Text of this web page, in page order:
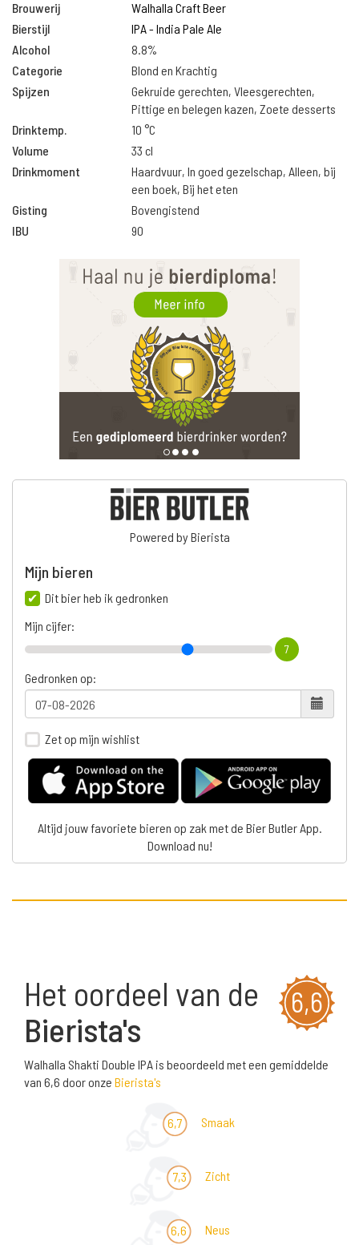
Brouwerij
Walhalla Craft Beer
Bierstijl
IPA - India Pale Ale
Alcohol
8.8%
Categorie
Blond en Krachtig
Spijzen
Gekruide gerechten, Vleesgerechten,
Pittige en belegen kazen, Zoete desserts
Drinktemp.
10 °C
Volume
33 cl
Drinkmoment
Haardvuur, In goed gezelschap, Alleen, bij
een boek, Bij het eten
Gisting
Bovengistend
IBU
90
Powered by Bierista
Mijn bieren
Dit bier heb ik gedronken
Mijn cijfer:
7
Gedronken op:
Zet op mijn wishlist
Altijd jouw favoriete bieren op zak met de Bier Butler App.
Download nu!
6,6
Het oordeel van de
Bierista's
Walhalla Shakti Double IPA is beoordeeld met een gemiddelde
van 6,6 door onze Bierista's
6,7 Smaak
7,3 Zicht
6,6 Neus